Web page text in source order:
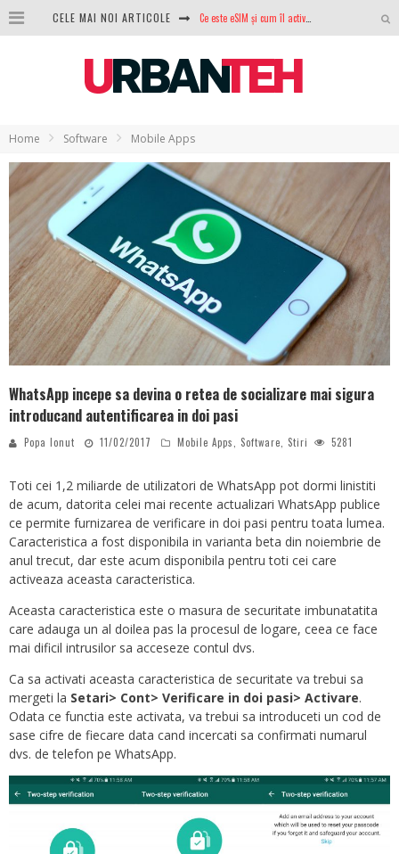
CELE MAI NOI ARTICOLE
100 GB de internet mobil gratuit de la Orange. Fără contract, fără acte și fără obligații
GTA VI poate fi precomandat oficial. Rockstar dezvăluie edițiile oficiale și bonusurile pe care le primești
Home Software Mobile Apps
WhatsApp incepe sa devina o retea de socializare mai sigura
introducand autentificarea in doi pasi
Popa Ionut 11/02/2017 Mobile Apps, Software, Stiri 5281
Toti cei 1,2 miliarde de utilizatori de WhatsApp pot dormi linistiti
de acum, datorita celei mai recente actualizari WhatsApp publice
ce permite furnizarea de verificare in doi pasi pentru toata lumea.
Caracteristica a fost disponibila in varianta beta din noiembrie de
anul trecut, dar este acum disponibila pentru toti cei care
activeaza aceasta caracteristica.
Aceasta caracteristica este o masura de securitate imbunatatita
care adauga un al doilea pas la procesul de logare, ceea ce face
mai dificil intrusilor sa acceseze contul dvs.
Ca sa activati aceasta caracteristica de securitate va trebui sa
mergeti la Setari> Cont> Verificare in doi pasi> Activare.
Odata ce functia este activata, va trebui sa introduceti un cod de
sase cifre de fiecare data cand incercati sa confirmati numarul
dvs. de telefon pe WhatsApp.